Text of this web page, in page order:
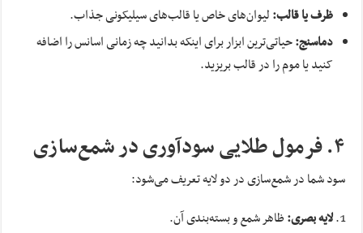
ظرف یا قالب:لیوان‌های خاص یا قالب‌های سیلیکونی جذاب.
دماسنج:حیاتی‌ترین ابزار برای اینکه بدانید چه زمانی اسانس را اضافه
کنید یا موم را در قالب بریزید.
۴. فرمول طلایی سودآوری در شمع‌سازی
سود شما در شمع‌سازی در دو لایه تعریف می‌شود:
لایه بصری:ظاهر شمع و بسته‌بندی آن.